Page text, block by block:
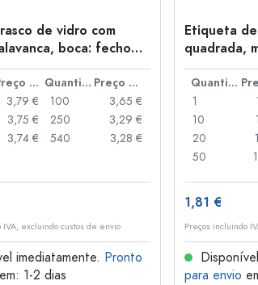
de vidro com
boca: fecho
Preço por peça Quantidade
Preço por peça
3,79 €
3,75 €
3,74 €
100
3,65 €
250
3,29 €
540
3,28 €
IVA, excluindo custos de envio
imediatamente. Pronto
em: 1-2 dias
Etiqueta
quadrada,
Quantidade
1
10
20
50
1,81 €
Preços incluindo
para envio